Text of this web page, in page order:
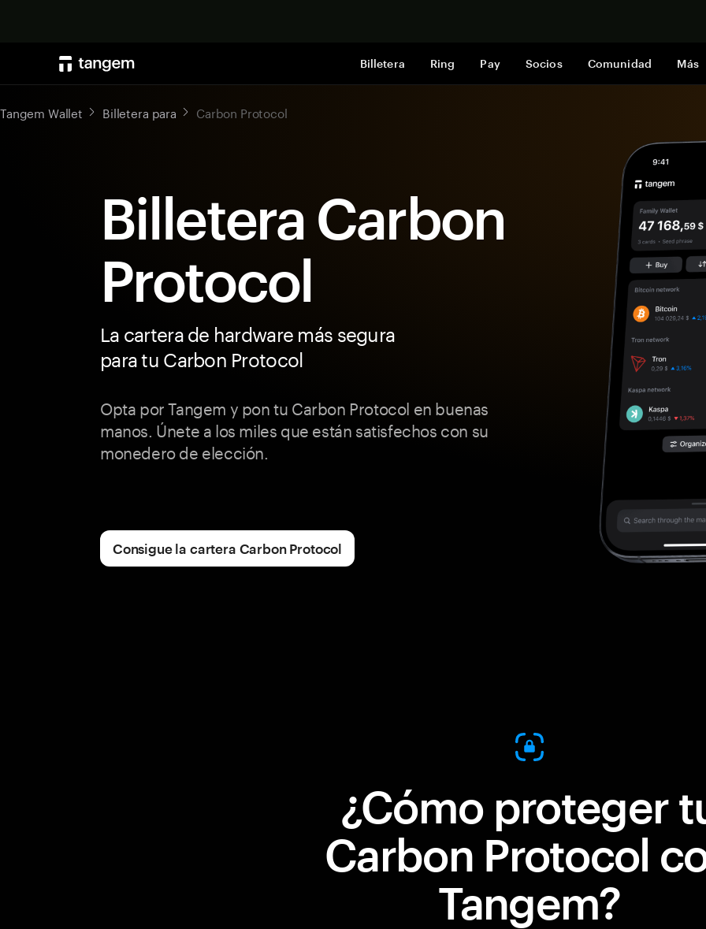
Billetera Ring Pay Socios Comunidad Más
Tangem Wallet Billetera para Carbon Protocol
Billetera Carbon
Protocol
La cartera de hardware más segura
para tu Carbon Protocol
Opta por Tangem y pon tu Carbon Protocol en buenas
manos. Únete a los miles que están satisfechos con su
monedero de elección.
Consigue la cartera Carbon Protocol
¿Cómo proteger
Carbon Protocol
Tangem?